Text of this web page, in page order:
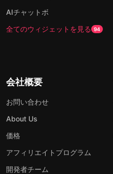
AIチャットボ
全てのウィジェットを見る 94
会社概要
お問い合わせ
About Us
価格
アフィリエイトプログラム
開発者チーム